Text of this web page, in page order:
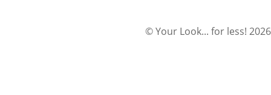
© Your Look... for less! 2026